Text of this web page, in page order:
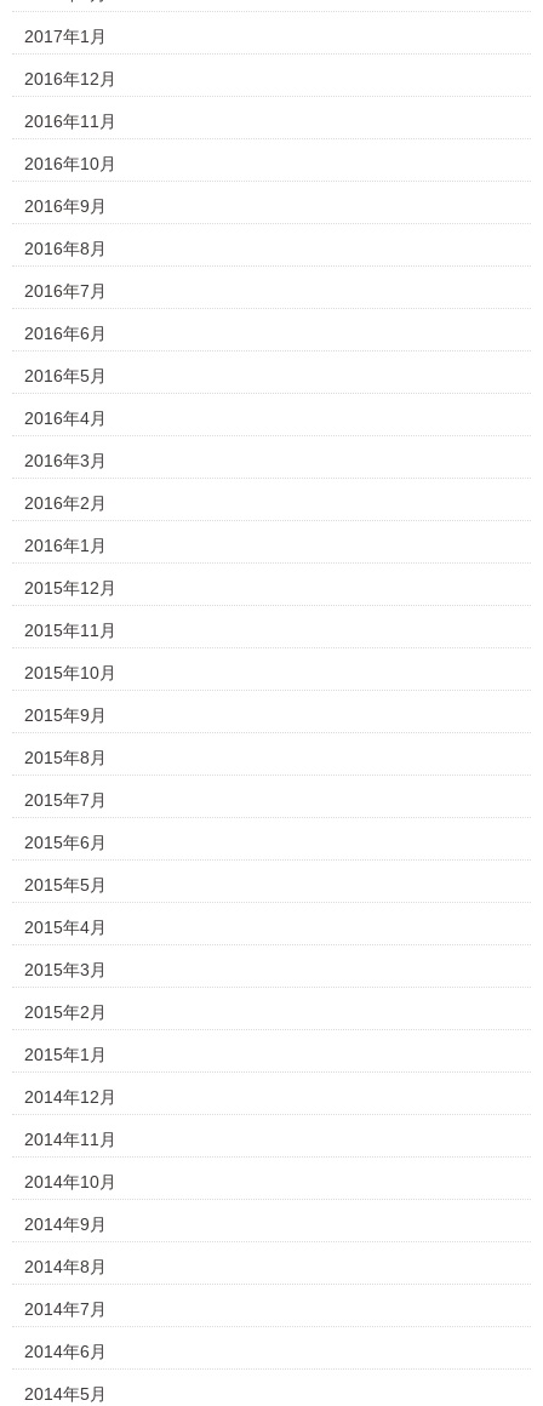
2017年1月
2016年12月
2016年11月
2016年10月
2016年9月
2016年8月
2016年7月
2016年6月
2016年5月
2016年4月
2016年3月
2016年2月
2016年1月
2015年12月
2015年11月
2015年10月
2015年9月
2015年8月
2015年7月
2015年6月
2015年5月
2015年4月
2015年3月
2015年2月
2015年1月
2014年12月
2014年11月
2014年10月
2014年9月
2014年8月
2014年7月
2014年6月
2014年5月